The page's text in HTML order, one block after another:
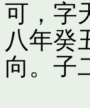
可，字
八年癸
向。子